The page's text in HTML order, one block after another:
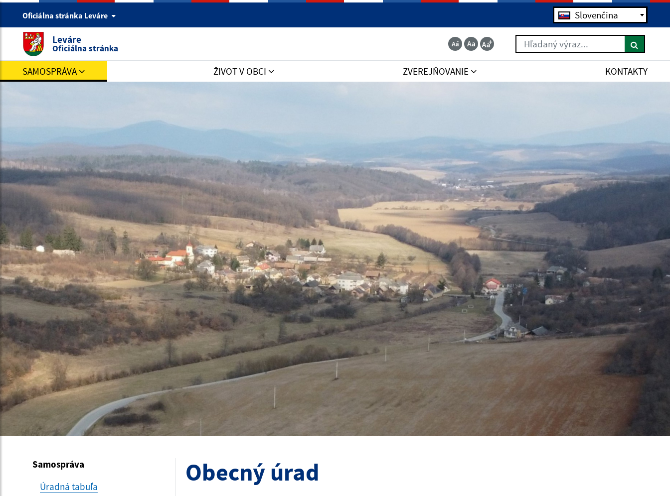
Oficiálna stránka Leváre Slovenčina
Leváre
Oficiálna stránka
Hľadaný výraz...
SAMOSPRÁVA ŽIVOT V OBCI ZVEREJŇOVANIE KONTAKTY
Samospráva
Úradná tabuľa
Obecný úrad